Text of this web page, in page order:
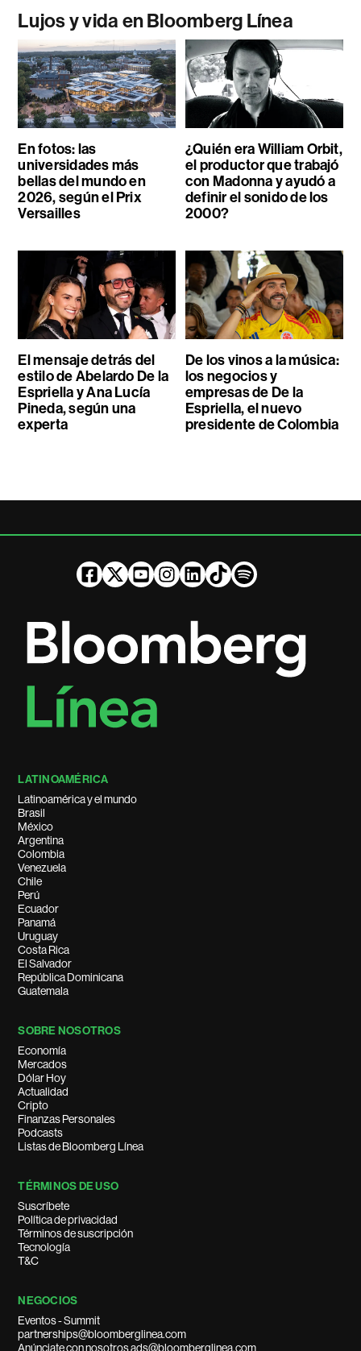
Lujos y vida en Bloomberg Línea
En fotos: las
universidades más
bellas del mundo en
2026, según el Prix
Versailles
¿Quién era William Orbit,
el productor que trabajó
con Madonna y ayudó a
definir el sonido de los
2000?
El mensaje detrás del
estilo de Abelardo De la
Espriella y Ana Lucía
Pineda, según una
experta
De los vinos a la música:
los negocios y
empresas de De la
Espriella, el nuevo
presidente de Colombia
LATINOAMÉRICA
Latinoamérica y el mundo
Brasil
México
Argentina
Colombia
Venezuela
Chile
Perú
Ecuador
Panamá
Uruguay
Costa Rica
El Salvador
República Dominicana
Guatemala
SOBRE NOSOTROS
Economía
Mercados
Dólar Hoy
Actualidad
Cripto
Finanzas Personales
Podcasts
Listas de Bloomberg Línea
TÉRMINOS DE USO
Suscríbete
Política de privacidad
Términos de suscripción
Tecnología
T&C
NEGOCIOS
Eventos - Summit
partnerships@bloomberglinea.com
Anúnciate con nosotros ads@bloomberglinea.com